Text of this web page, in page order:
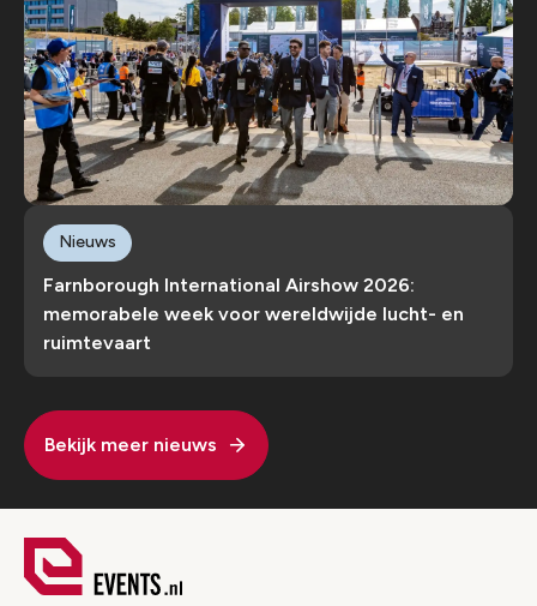
Farnborough International Airshow 2026:
memorabele week voor wereldwijde lucht- en
ruimtevaart
Nieuws
Bekijk meer nieuws